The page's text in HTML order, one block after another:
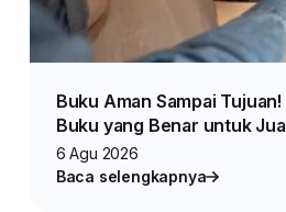
Buku Aman Sampai
Buku yang Benar untuk
6 Agu 2026
Baca selengkapnya